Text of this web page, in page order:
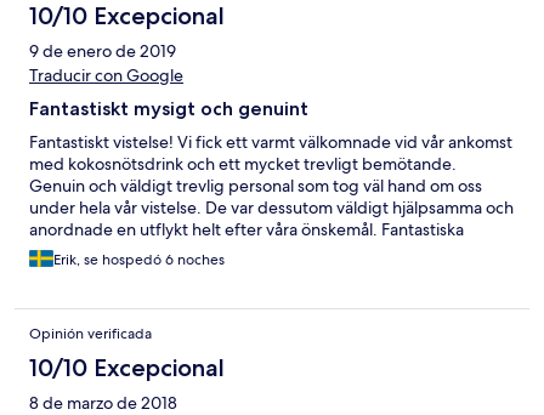
10/10 Excepcional
9 de enero de 2019
Traducir con Google
Fantastiskt mysigt och genuint
Fantastiskt vistelse! Vi fick ett varmt välkomnade vid vår ankomst
med kokosnötsdrink och ett mycket trevligt bemötande.
Genuin och väldigt trevlig personal som tog väl hand om oss
under hela vår vistelse. De var dessutom väldigt hjälpsamma och
anordnade en utflykt helt efter våra önskemål. Fantastiska
fruktdrinkar med frukt från ön och mycket god lokal mat och
frukost. Rummet har allt man kan tänkas behöva samt en
morgon. Ska jag ge ett förbättringsförslag så är det enda jag
kan komma på städningsintervallen. Men jag är säker på att de
kan tänka sig att städa rummen oftare om man bara lämnar ett
önskemål om detta. Överlag 10/10 :)
Erik, se hospedó 6 noches
Opinión verificada
10/10 Excepcional
8 de marzo de 2018